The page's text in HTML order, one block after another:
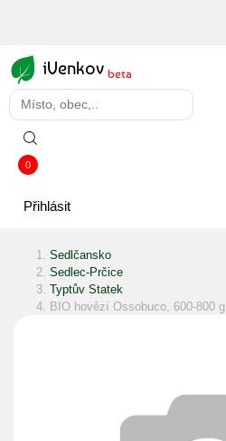
iVenkov beta
0
Přihlásit
Sedlčansko
Sedlec-Prčice
Typtův Statek
BIO hovězí Ossobuco, 600-800 g